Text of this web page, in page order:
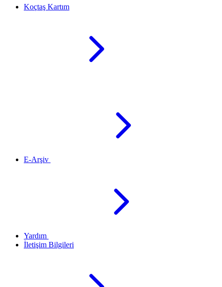
Koçtaş Kartım
E-Arşiv
Yardım
İletişim Bilgileri